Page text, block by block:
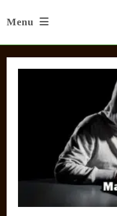
Menu